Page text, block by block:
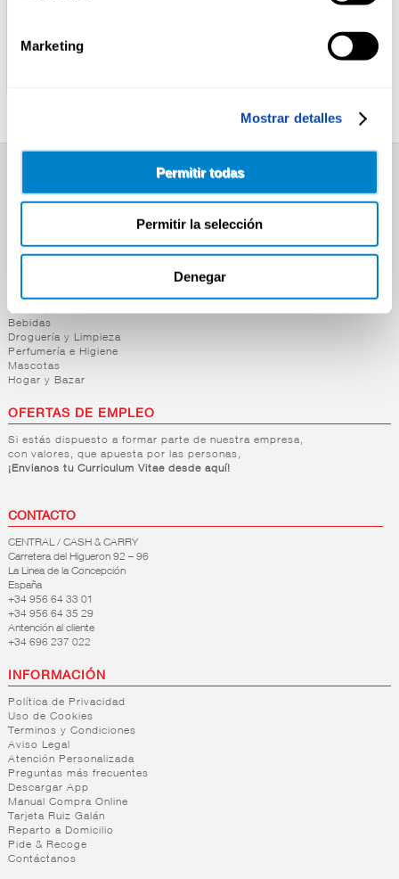
Marketing
Mostrar detalles
Permitir todas
Permitir la selección
Denegar
LA ANTIGUA LAVANDERA
DET.LIQUIDO SENSITIVE
Congelados
Quesos al Corte
Frutas y Verduras
Bebidas
Droguería y Limpieza
Perfumería e Higiene
Mascotas
Hogar y Bazar
OFERTAS DE EMPLEO
Si estás dispuesto a formar parte de nuestra empresa,
con valores, que apuesta por las personas,
¡Envianos tu Curriculum Vitae desde aquí!
CONTACTO
CENTRAL / CASH & CARRY
Carretera del Higueron 92 – 96
La Linea de la Concepción
España
+34 956 64 33 01
+34 956 64 35 29
Antención al cliente
+34 696 237 022
INFORMACIÓN
Política de Privacidad
Uso de Cookies
Terminos y Condiciones
Aviso Legal
Atención Personalizada
Preguntas más frecuentes
Descargar App
Manual Compra Online
Tarjeta Ruiz Galán
Reparto a Domicilio
Pide & Recoge
Contáctanos